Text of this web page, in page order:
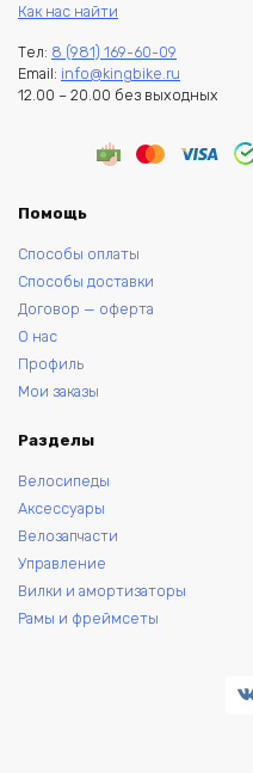
Как нас найти
Тел: 8 (981) 169-60-09
Email: info@kingbike.ru
12.00 – 20.00 без выходных
Помощь
Способы оплаты
Способы доставки
Договор — оферта
О нас
Профиль
Мои заказы
Разделы
Велосипеды
Аксессуары
Велозапчасти
Управление
Вилки и амортизаторы
Рамы и фреймсеты